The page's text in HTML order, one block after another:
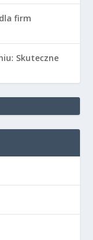
firm
Skuteczne